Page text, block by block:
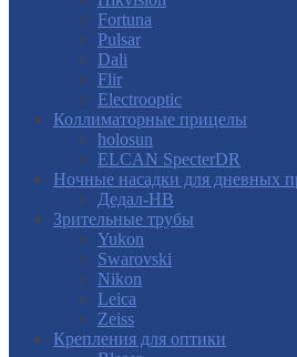
Fortuna
Pulsar
Dali
Flir
Electrooptic
Коллиматорные прицелы
holosun
ELCAN SpecterDR
Ночные насадки для дневных
Дедал-НВ
Зрительные трубы
Yukon
Swarovski
Nikon
Leica
Zeiss
Крепления для оптики